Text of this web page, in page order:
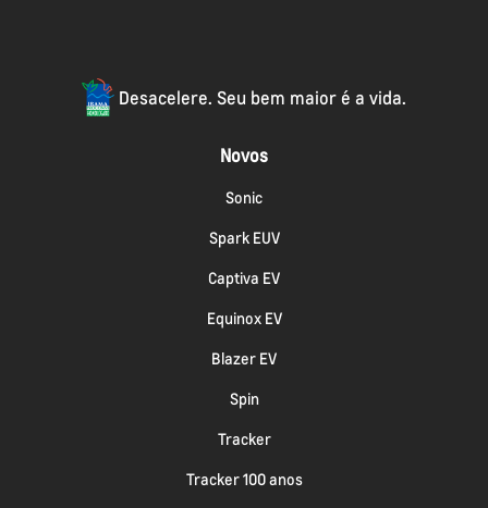
Desacelere. Seu bem maior é a vida.
Novos
Sonic
Spark EUV
Captiva EV
Equinox EV
Blazer EV
Spin
Tracker
Tracker 100 anos